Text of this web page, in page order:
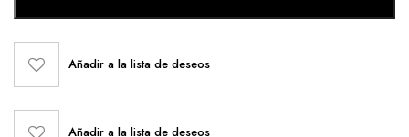
Añadir a la lista de deseos
Añadir a la lista de deseos